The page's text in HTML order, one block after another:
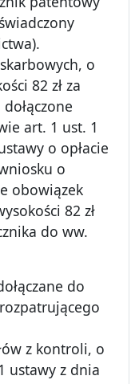
o
82 zł za
art. 1 ust. 1
o opłacie
o
obowiązek
82 zł
do ww.
do
z kontroli, o
ustawy z dnia